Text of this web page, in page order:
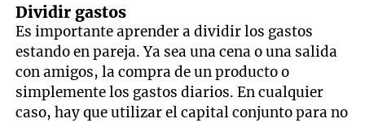
Dividir gastos
Es importante aprender a dividir los gastos
estando en pareja. Ya sea una cena o una salida
con amigos, la compra de un producto o
simplemente los gastos diarios. En cualquier
caso, hay que utilizar el capital conjunto para no